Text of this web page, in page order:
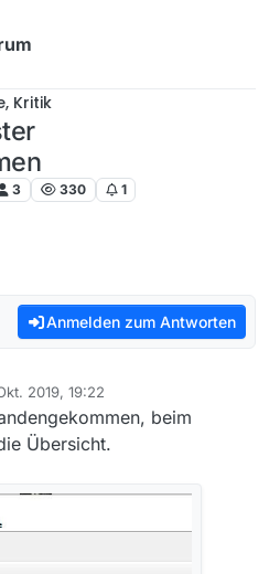
Kritik
3 330 1
Anmelden zum Antworten
2019, 19:22
beim
Übersicht.